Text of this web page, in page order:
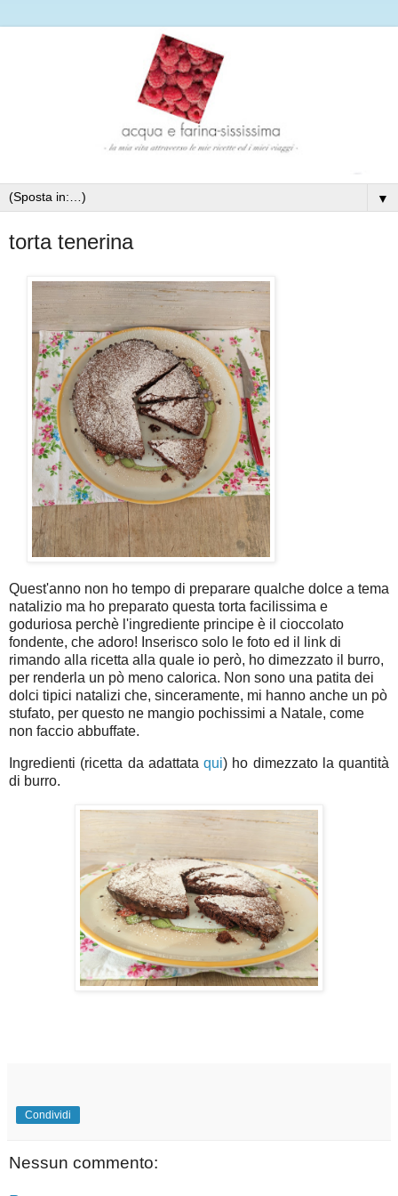
▼
torta tenerina
Quest'anno non ho tempo di preparare qualche dolce a tema
natalizio ma ho preparato questa torta facilissima e
goduriosa perchè l'ingrediente principe è il cioccolato
fondente, che adoro! Inserisco solo le foto ed il link di
rimando alla ricetta alla quale io però, ho dimezzato il burro,
per renderla un pò meno calorica. Non sono una patita dei
dolci tipici natalizi che, sinceramente, mi hanno anche un pò
stufato, per questo ne mangio pochissimi a Natale, come
non faccio abbuffate.
Ingredienti (ricetta da adattata qui) ho dimezzato la quantità
di burro.
Condividi
Nessun commento: